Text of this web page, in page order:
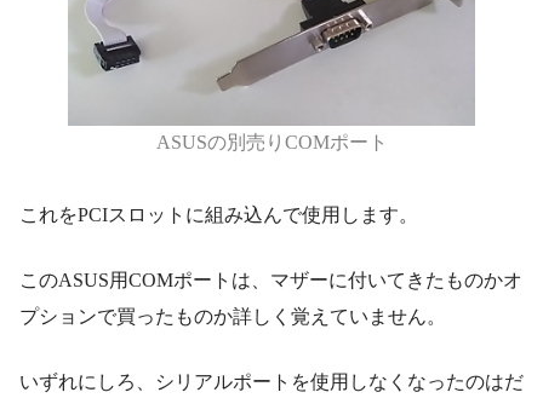
ASUSの別売りCOMポート
これをPCIスロットに組み込んで使用します。
このASUS用COMポートは、マザーに付いてきたものかオ
プションで買ったものか詳しく覚えていません。
いずれにしろ、シリアルポートを使用しなくなったのはだ